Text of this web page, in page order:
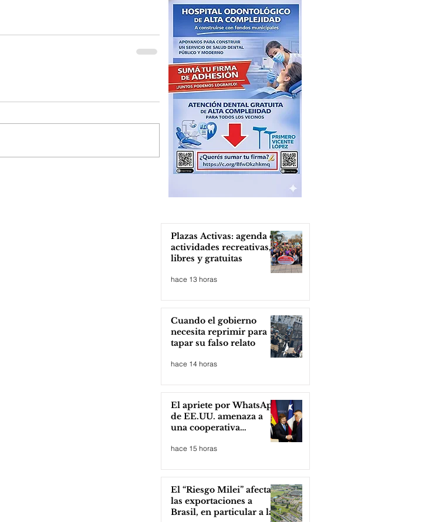
Plazas Activas: agenda de
actividades recreativas,
libres y gratuitas
hace 13 horas
Cuando el gobierno
necesita reprimir para
tapar su falso relato
hace 14 horas
El apriete por WhatsApp
de EE.UU. amenaza a
una cooperativa
argentina para boicotear
a Huawei
hace 15 horas
El “Riesgo Milei” afecta
las exportaciones a
Brasil, en particular a la